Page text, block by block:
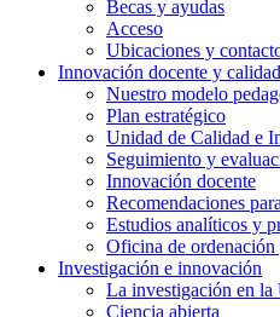
Becas y ayudas
Acceso
Ubicaciones y
Innovación docente y calidad
Nuestro modelo
Plan estratégico
Unidad de Calidad e
Seguimiento y
Innovación docente
Recomendaciones
Estudios analíticos y
Oficina de ordenación
Investigación e innovación
La investigación en la
Ciencia abierta